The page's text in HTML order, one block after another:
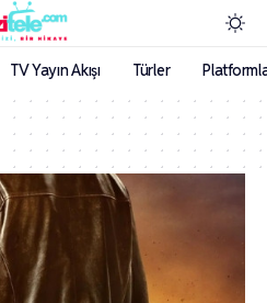
TV Yayın Akışı Türler